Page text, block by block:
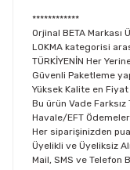
************
Orjinal BETA Markası
LOKMA kategorisi
TÜRKİYENİN Her
Güvenli Paketleme
Yüksek Kalite en
Bu ürün Vade
Havale/EFT
Her siparişinizden
Üyelikli ve Üyeliksiz
Mail, SMS ve Telefon